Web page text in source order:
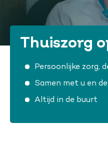
Thuiszorg
Persoonlijke zorg,
Samen met u en
Altijd in de buurt